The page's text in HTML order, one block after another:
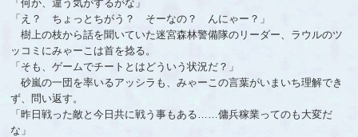
「何か、違う気がするがな」
「え？ ちょっとちがう？ そーなの？ んにゃー？」
樹上の枝から話を聞いていた迷宮森林警備隊のリーダー、ラウルのツ
ッコミにみゃーこは首を捻る。
「そも、ゲームでチートとはどういう状況だ？」
砂嵐の一団を率いるアッシラも、みゃーこの言葉がいまいち理解でき
ず、問い返す。
「昨日戦った敵と今日共に戦う事もある……傭兵稼業ってのも大変だ
な」